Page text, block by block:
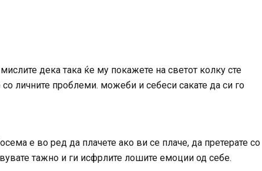
дека така ќе му покажете на светот колку сте
личните проблеми. можеби и себеси сакате да си го
е во ред да плачете ако ви се плаче, да претерате со
тажно и ги исфрлите лошите емоции од себе.